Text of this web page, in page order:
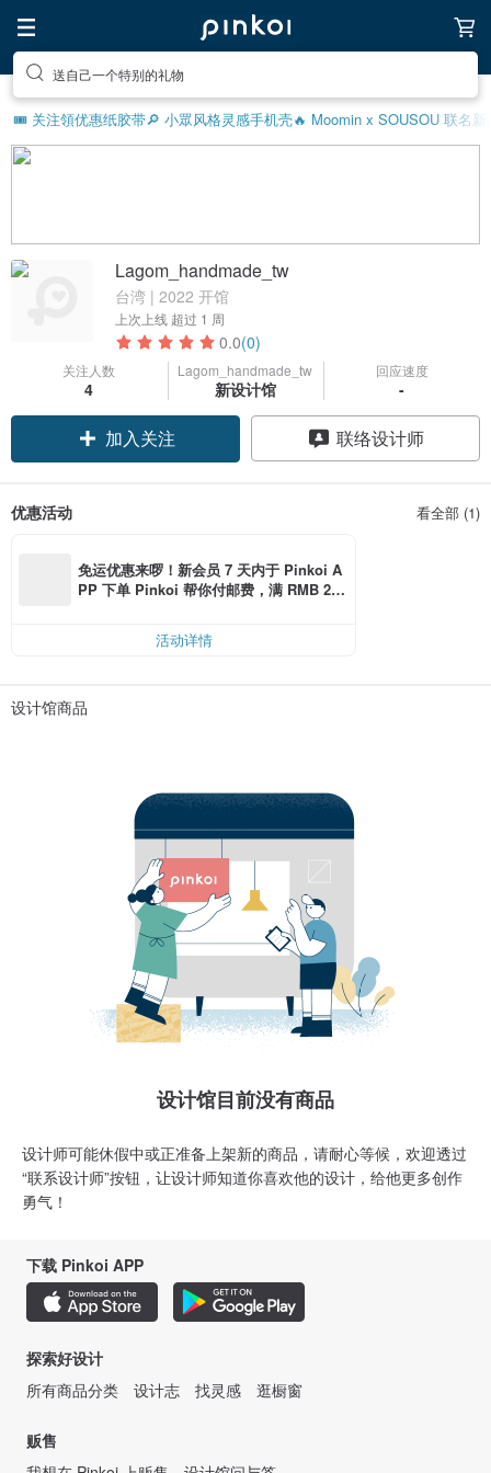
送自己一个特别的礼物
🎟️ 关注領优惠纸胶带🔎 小眾风格灵感手机壳🔥 Moomin x SOUSOU 联名新
Lagom_handmade_tw
台湾 | 2022 开馆
上次上线 超过 1 周
0.0(0)
关注人数
4
Lagom_handmade_tw
新设计馆
回应速度
-
加入关注 联络设计师
优惠活动 看全部 (1)
免运优惠来啰！新会员 7 天内于 Pinkoi A
PP 下单 Pinkoi 帮你付邮费，满 RMB 25
活动详情
设计馆商品
设计馆目前没有商品
设计师可能休假中或正准备上架新的商品，请耐心等候，欢迎透过
“联系设计师”按钮，让设计师知道你喜欢他的设计，给他更多创作
勇气！
下载 Pinkoi APP
探索好设计
所有商品分类
设计志 找灵感 逛橱窗
贩售